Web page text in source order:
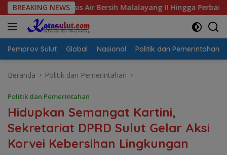
Langsung
ke
konten
BREAKING NEWS
Krisis Air Bersih Malalayang II Hingga Perbaikan
Pemprov Sulut Global Nasional Politik dan Pemerintahan
Beranda Politik dan Pemerintahan
Politik dan Pemerintahan
Hidupkan Semangat Kartini,
Sekretariat DPRD Sulut Gelar Aksi
Korvei Kebersihan Lingkungan